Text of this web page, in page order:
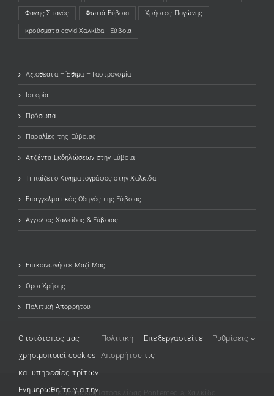
Φάνης Σπανός Φωτιά Εύβοια Χρήστος Παγώνης
κρούσματα covid Χαλκίδα - Εύβοια
Αξιοθέατα – Έθιμα – Γαστρονομία
Ιστορία
Πρόσωπα
Παραλίες της Εύβοιας
Ατζέντα Εκδηλώσεων στην Εύβοια
Τι παίζει ο Κινηματογράφος στην Χαλκίδα
Επαγγελματικός Οδηγός της Εύβοιας
Αγγελίες Χαλκίδας & Εύβοιας
Επικοινωνήστε Μαζί Μας
Όροι Χρήσης
Πολιτική Απορρήτου
Κατασκευή Ιστοσελίδας (opens in a new tab)
Pontemedia, Χαλκίδα
O ιστότοπος μας
χρησιμοποιεί cookies
και υπηρεσίες τρίτων.
Ενημερωθείτε για την
Πολιτική
Απορρήτου.
Επεξεργαστείτε
τις
Ρυθμίσεις